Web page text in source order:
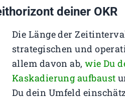
deiner OKR
Die Länge der
strategischen und
allem davon ab,wie Du
Kaskadierung aufbaust
Du dein Umfeld